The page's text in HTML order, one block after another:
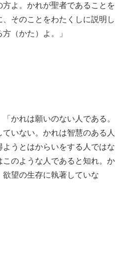
よ。かれが聖者であることを
そのことをわたくしに説明し
（かた）よ。」
かれは願いのない人である。
いない。かれは智慧のある人
うとはからいをする人ではな
のような人であると知れ。か
望の生存に執著していな